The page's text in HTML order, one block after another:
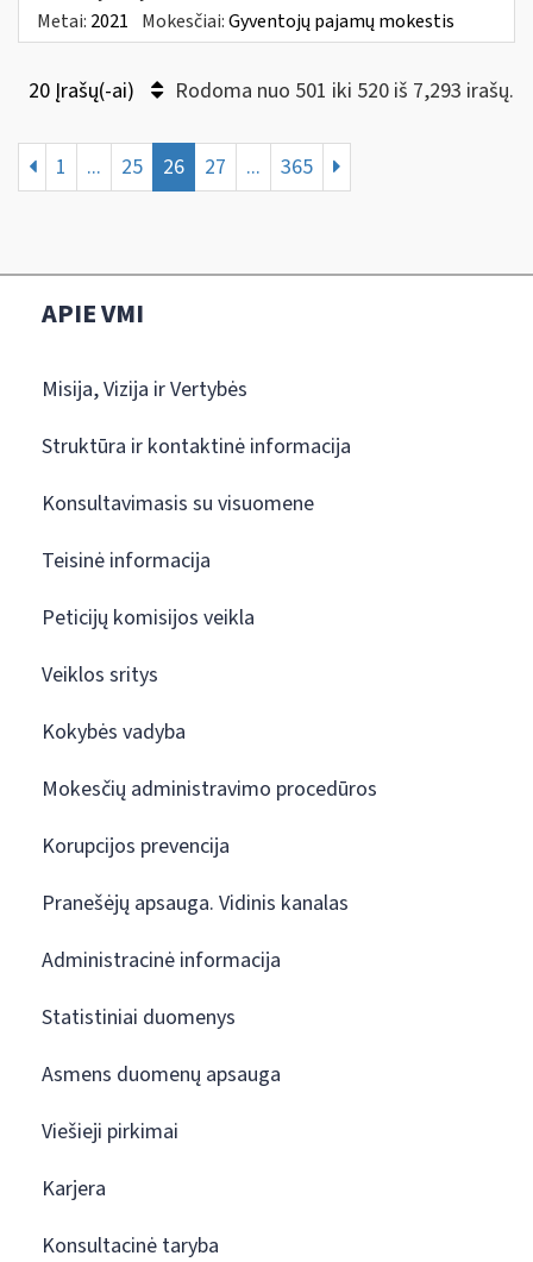
Metai: 2021 Mokesčiai:Gyventojų pajamų mokestis
20 Įrašų(-ai) Rodoma nuo 501 iki 520 iš 7,293 irašų.
1 ... 25 26 27 ... 365
APIE VMI
Misija, Vizija ir Vertybės
Struktūra ir kontaktinė informacija
Konsultavimasis su visuomene
Teisinė informacija
Peticijų komisijos veikla
Veiklos sritys
Kokybės vadyba
Mokesčių administravimo procedūros
Korupcijos prevencija
Pranešėjų apsauga. Vidinis kanalas
Administracinė informacija
Statistiniai duomenys
Asmens duomenų apsauga
Viešieji pirkimai
Karjera
Konsultacinė taryba